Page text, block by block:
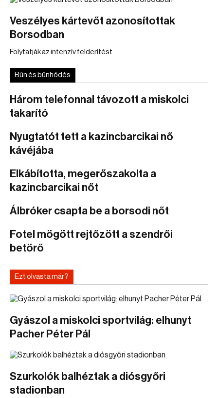
Veszélyes kártevőt azonosítottak
Borsodban
Folytatják az intenzív felderítést.
Bűn és bűnhődés
Három telefonnal távozott a miskolci
takarító
Nyugtatót tett a kazincbarcikai nő
kávéjába
Elkábította, megerőszakolta a
kazincbarcikai nőt
Álbróker csapta be a borsodi nőt
Fotel mögött rejtőzött a szendrői
betörő
Ezt olvasta már?
Gyászol a miskolci sportvilág: elhunyt
Pacher Péter Pál
Szurkolók balhéztak a diósgyőri
stadionban